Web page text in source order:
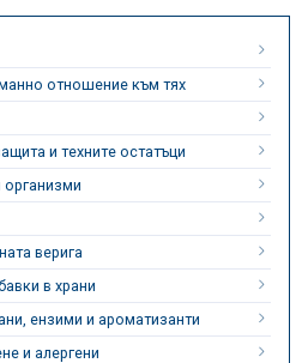
отношение към тях
и техните остатъци
верига
в храни
ензими и ароматизанти
и алергени